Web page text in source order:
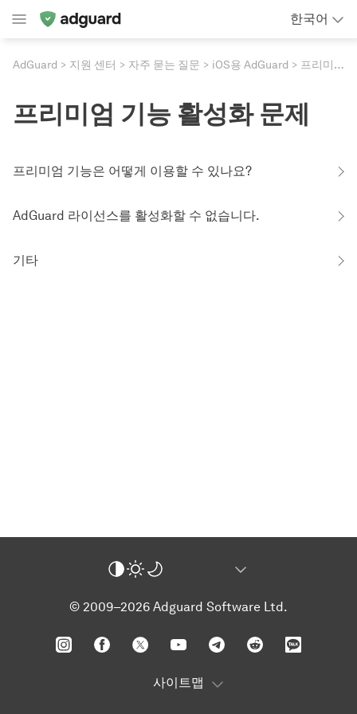
한국어
AdGuard 지원 센터 자주 묻는 질문 iOS용 AdGuard 프리미엄 기능 활성화 문제
프리미엄 기능 활성화 문제
프리미엄 기능은 어떻게 이용할 수 있나요?
AdGuard 라이선스를 활성화할 수 없습니다.
기타
© 2009–2026 Adguard Software Ltd.
사이트맵